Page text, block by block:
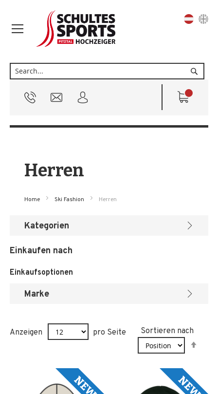
Suche
Sprache
Herren
Home Ski Fashion Herren
Anzeigen pro Seite
Sortieren nach
Kategorien
Einkaufen nach
Einkaufsoptionen
Marke